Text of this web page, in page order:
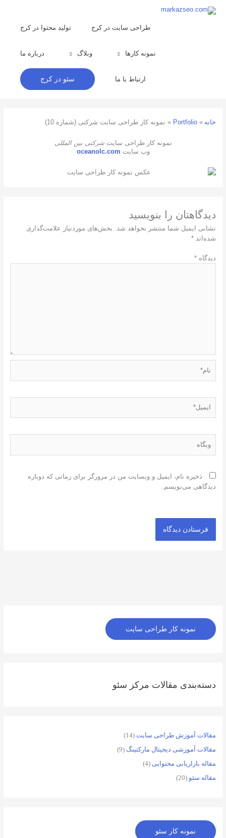
طراحی سایت در کرج تولید محتوا در کرج
نمونه کارها وبلاگ درباره ما
ارتباط با ما سئو در کرج
خانه Portfolio نمونه کار طراحی سایت شرکتی (شماره 10)
نمونه کار طراحی سایتشرکتی بین المللی
وب سایت oceanolc.com
دیدگاهتان را بنویسید
نشانی ایمیل شما منتشر نخواهد شد. بخش‌های موردنیاز علامت‌گذاری
شده‌اند *
دیدگاه *
ذخیره نام، ایمیل و وبسایت من در مرورگر برای زمانی که دوباره
دیدگاهی می‌نویسم.
نمونه کار طراحی سایت
دسته‌بندی مقالات مرکز سئو
مقالات آموزش طراحی سایت(14)
مقالات آموزشی دیجیتال مارکتینگ (9)
مقاله بازاریابی محتوایی (4)
مقاله سئو (20)
نمونه کار سئو